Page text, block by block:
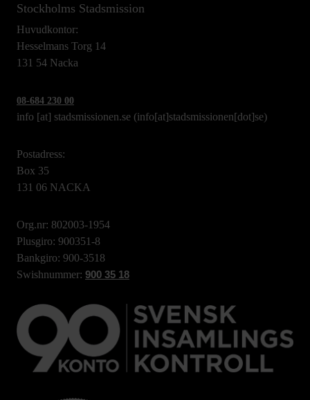
Stockholms Stadsmission
Huvudkontor:
Hesselmans Torg 14
131 54 Nacka
08-684 230 00
info [at] stadsmissionen.se (info[at]stadsmissionen[dot]se)
Postadress:
Box 35
131 06 NACKA
Org.nr: 802003-1954
Plusgiro: 900351-8
Bankgiro: 900-3518
Swishnummer: 900 35 18